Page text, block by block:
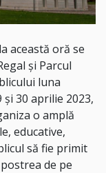
această oră se
și Parcul
luna
și 30 aprilie 2023,
o amplă
educative,
să fie primit
de pe